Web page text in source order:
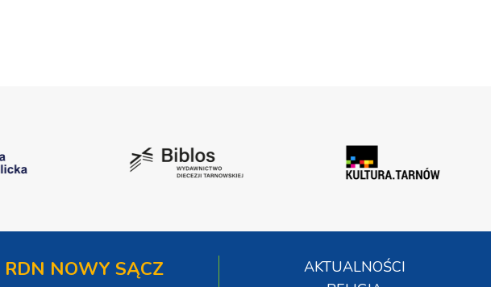
RDN NOWY SĄCZ
AKTUALNOŚCI